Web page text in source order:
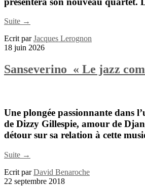
Suite →
Ecrit parJacques Lerognon
18 juin 2026
Sanseverino « Le jazz
Une plongée passionnante dans
de Dizzy Gillespie, amour de
détour sur sa relation à cette
Suite →
Ecrit parDavid Benaroche
22 septembre 2018